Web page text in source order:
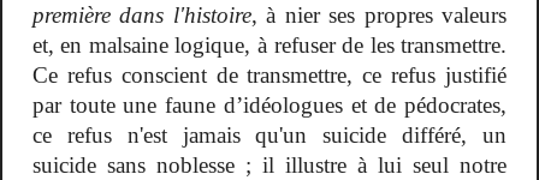
première dans l'histoire, à nier ses propres valeurs
et, en malsaine logique, à refuser de les transmettre.
Ce refus conscient de transmettre, ce refus justifié
par toute une faune d’idéologues et de pédocrates,
ce refus n'est jamais qu'un suicide différé, un
suicide sans noblesse ; il illustre à lui seul notre